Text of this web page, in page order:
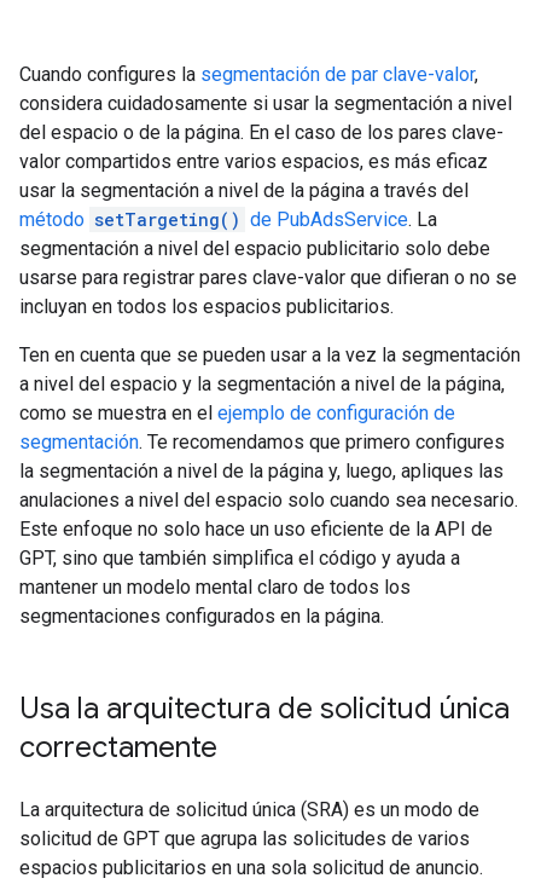
Cuando configures la segmentación de par clave-valor,
considera cuidadosamente si usar la segmentación a nivel
del espacio o de la página. En el caso de los pares clave-
valor compartidos entre varios espacios, es más eficaz
usar la segmentación a nivel de la página a través del
método setTargeting() de PubAdsService. La
segmentación a nivel del espacio publicitario solo debe
usarse para registrar pares clave-valor que difieran o no se
incluyan en todos los espacios publicitarios.
Ten en cuenta que se pueden usar a la vez la segmentación
a nivel del espacio y la segmentación a nivel de la página,
como se muestra en el ejemplo de configuración de
segmentación. Te recomendamos que primero configures
la segmentación a nivel de la página y, luego, apliques las
anulaciones a nivel del espacio solo cuando sea necesario.
Este enfoque no solo hace un uso eficiente de la API de
GPT, sino que también simplifica el código y ayuda a
mantener un modelo mental claro de todos los
segmentaciones configurados en la página.
Usa la arquitectura de solicitud única
correctamente
La arquitectura de solicitud única (SRA) es un modo de
solicitud de GPT que agrupa las solicitudes de varios
espacios publicitarios en una sola solicitud de anuncio.